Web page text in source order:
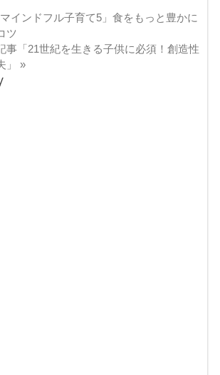
インドフル子育て5」食をもっと豊かに
ツ
事「21世紀を生きる子供に必須！創造性
」 »